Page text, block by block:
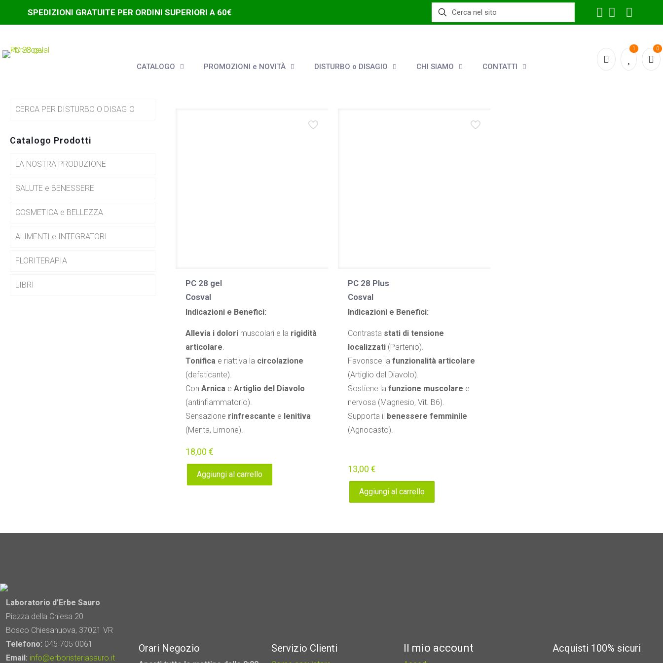
SPEDIZIONI GRATUITE PER ORDINI SUPERIORI A 60€
CATALOGO PROMOZIONI e NOVITÀ DISTURBO o DISAGIO CHI SIAMO CONTATTI
1 0
PC 28 gel
Cosval
Indicazioni e Benefici:
Allevia i dolorimuscolari e la rigidità
articolare.
Tonificae riattiva la circolazione
(defaticante).
Con Arnicae Artiglio del Diavolo
(antinfiammatorio).
Sensazione rinfrescante e lenitiva
(Menta, Limone).
18,00 €
Aggiungi al carrello
PC 28 Plus
Cosval
Indicazioni e Benefici:
Contrasta stati di tensione
localizzati(Partenio).
Favorisce la funzionalità articolare
(Artiglio del Diavolo).
Sostiene la funzione muscolare e
nervosa (Magnesio, Vit. B6).
Supporta il benessere femminile
(Agnocasto).
13,00 €
Aggiungi al carrello
CERCA PER DISTURBO O DISAGIO
Catalogo Prodotti
LA NOSTRA PRODUZIONE
SALUTE e BENESSERE
COSMETICA e BELLEZZA
ALIMENTI e INTEGRATORI
FLORITERAPIA
LIBRI
Laboratorio d'Erbe Sauro
Piazza della Chiesa 20
Bosco Chiesanuova, 37021 VR
Telefono: 045 705 0061
Email: info@erboristeriasauro.it
Orari Negozio Servizio Clienti Il mio account Acquisti 100% sicuri